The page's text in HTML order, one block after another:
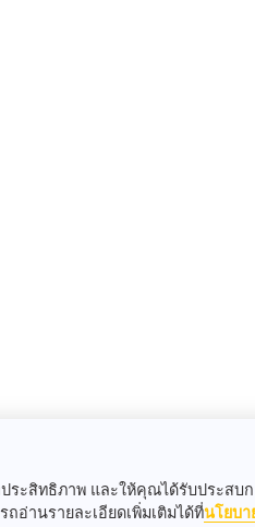
ประสิทธิภาพ และให้คุณได้รับประสบ
อ่านรายละเอียดเพิ่มเติมได้ที่นโยบา